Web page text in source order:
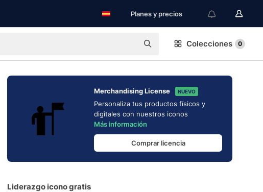
Planes y precios
Colecciones 0
Merchandising License NUEVO
Personaliza tus productos físicos y
digitales con nuestros iconos
Más información
Comprar licencia
Liderazgo icono gratis